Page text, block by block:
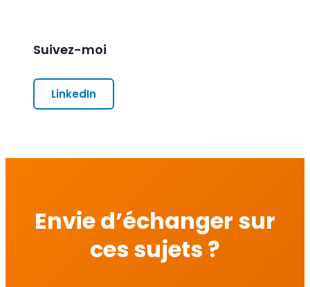
Suivez-moi
LinkedIn
Envie d’échanger sur
ces sujets ?